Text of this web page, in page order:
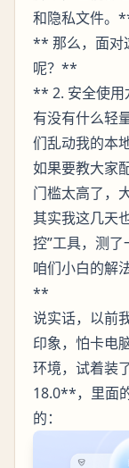
和隐私文件。
** 那么，面对
呢？**
** 2. 安全使
有没有什么轻
们乱动我的本
如果要教大家
门槛太高了，
其实我这几天
控”工具，测
咱们小白的解
**
说实话，以前
印象，怕卡电
环境，试着装
18.0**，里面
的：